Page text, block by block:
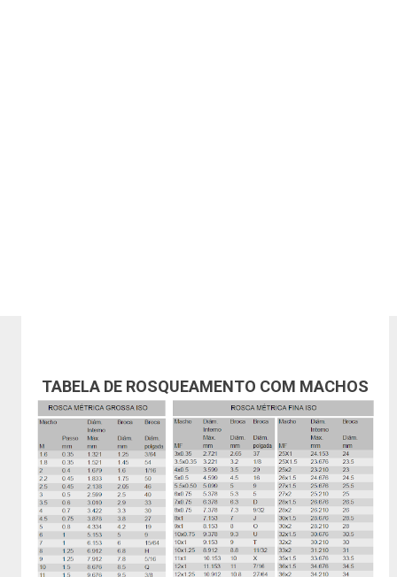
TABELA DE ROSQUEAMENTO COM MACHOS